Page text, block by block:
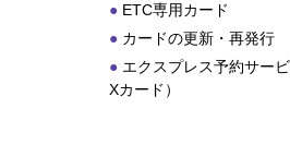
ETC専用カード
カードの更新・再発行
エクスプレス予約サー
Xカード）